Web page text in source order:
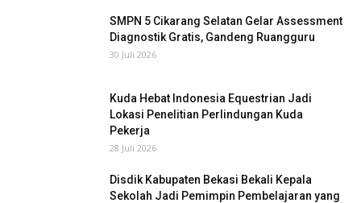
SMPN 5 Cikarang Selatan Gelar Assessment
Diagnostik Gratis, Gandeng Ruangguru
30 Juli 2026
Kuda Hebat Indonesia Equestrian Jadi
Lokasi Penelitian Perlindungan Kuda
Pekerja
28 Juli 2026
Disdik Kabupaten Bekasi Bekali Kepala
Sekolah Jadi Pemimpin Pembelajaran yang